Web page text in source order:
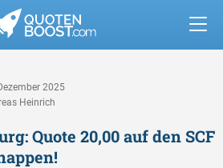
2025
Heinrich
Quote 20,00 auf den SCF